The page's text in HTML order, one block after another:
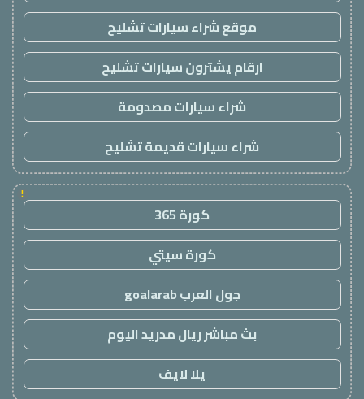
موقع شراء سيارات تشليح
ارقام يشترون سيارات تشليح
شراء سيارات مصدومة
شراء سيارات قديمة تشليح
!
كورة 365
كورة سيتي
جول العرب goalarab
بث مباشر ريال مدريد اليوم
يلا لايف